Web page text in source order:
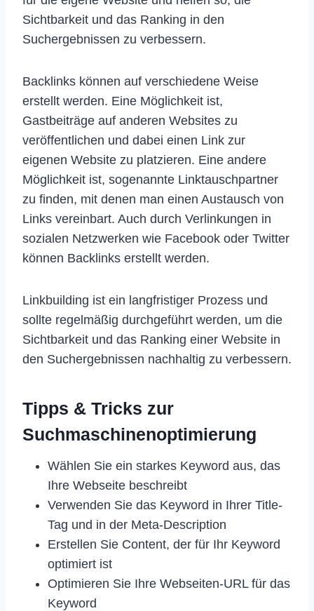
Sichtbarkeit und das Ranking in den
Suchergebnissen zu verbessern.
Backlinks können auf verschiedene Weise
erstellt werden. Eine Möglichkeit ist,
Gastbeiträge auf anderen Websites zu
veröffentlichen und dabei einen Link zur
eigenen Website zu platzieren. Eine andere
Möglichkeit ist, sogenannte Linktauschpartner
zu finden, mit denen man einen Austausch von
Links vereinbart. Auch durch Verlinkungen in
sozialen Netzwerken wie Facebook oder Twitter
können Backlinks erstellt werden.
Linkbuilding ist ein langfristiger Prozess und
sollte regelmäßig durchgeführt werden, um die
Sichtbarkeit und das Ranking einer Website in
den Suchergebnissen nachhaltig zu verbessern.
Tipps & Tricks zur
Suchmaschinenoptimierung
Wählen Sie ein starkes Keyword aus, das
Ihre Webseite beschreibt
Verwenden Sie das Keyword in Ihrer Title-
Tag und in der Meta-Description
Erstellen Sie Content, der für Ihr Keyword
optimiert ist
Optimieren Sie Ihre Webseiten-URL für das
Keyword